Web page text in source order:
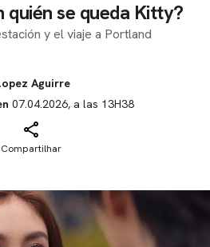
quién se queda Kitty?
y el viaje a Portland
Aguirre
07.04.2026, a las 13H38
Compartilhar